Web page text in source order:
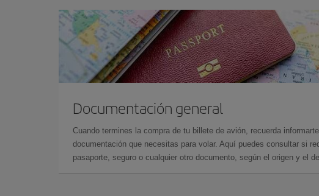
Documentación general
Cuando termines la compra de tu billete de avión, recuerda
documentación que necesitas para volar. Aquí puedes consultar si
pasaporte, seguro o cualquier otro documento, según el origen y el